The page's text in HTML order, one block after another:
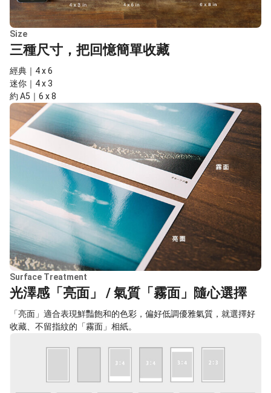
Size
三種尺寸，把回憶簡單收藏
經典｜4 x 6
迷你｜4 x 3
約 A5｜6 x 8
Surface Treatment
光澤感「亮面」 / 氣質「霧面」隨心選擇
「亮面」適合表現鮮豔飽和的色彩，偏好低調優雅氣質，就選擇好
收藏、不留指紋的「霧面」相紙。